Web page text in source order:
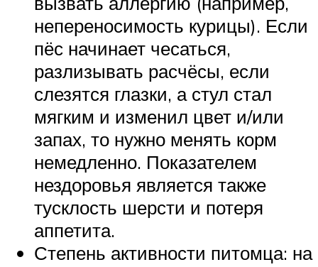
непереносимость курицы). Если
пёс начинает чесаться,
разлизывать расчёсы, если
слезятся глазки, а стул стал
мягким и изменил цвет и/или
запах, то нужно менять корм
немедленно. Показателем
нездоровья является также
тусклость шерсти и потеря
аппетита.
Степень активности питомца: на